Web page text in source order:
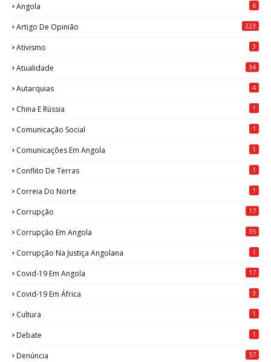
Angola 6
Artigo De Opinião 223
Ativismo 3
Atualidade 34
Autarquias 4
China E Rússia 1
Comunicação Social 1
Comunicações Em Angola 1
Conflito De Terras 1
Correia Do Norte 1
Corrupção 17
Corrupção Em Angola 35
Corrupção Na Justiça Angolana 1
Covid-19 Em Angola 17
Covid-19 Em África 3
Cultura 1
Debate 1
Denúncia 57